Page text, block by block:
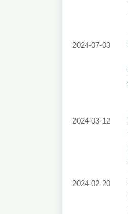
2024-07-03
2024-03-12
2024-02-20